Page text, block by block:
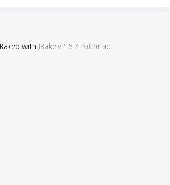
with JBake v2.6.7 Sitemap